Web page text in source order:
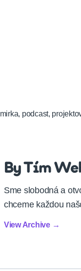
mirka, podcast,
By Tím
Sme slobodná a
chceme každou
View Archive →